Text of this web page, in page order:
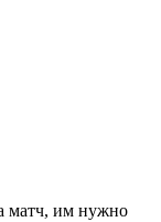
матч, им нужно